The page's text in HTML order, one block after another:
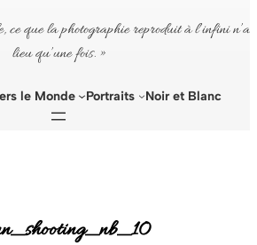
ce que la photographie reproduit à l’infini n’a
lieu qu’une fois. »
le Monde Portraits Noir et Blanc